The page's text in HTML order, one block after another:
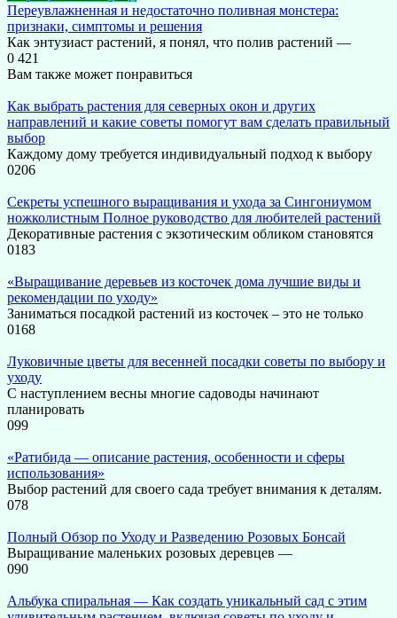
Переувлажненная и недостаточно поливная монстера:
признаки, симптомы и решения
Как энтузиаст растений, я понял, что полив растений —
0 421
Вам также может понравиться
Как выбрать растения для северных окон и других
направлений и какие советы помогут вам сделать правильный
выбор
Каждому дому требуется индивидуальный подход к выбору
0206
Секреты успешного выращивания и ухода за Сингониумом
ножколистным Полное руководство для любителей растений
Декоративные растения с экзотическим обликом становятся
0183
«Выращивание деревьев из косточек дома лучшие виды и
рекомендации по уходу»
Заниматься посадкой растений из косточек – это не только
0168
Луковичные цветы для весенней посадки советы по выбору и
уходу
С наступлением весны многие садоводы начинают
планировать
099
«Ратибида — описание растения, особенности и сферы
использования»
Выбор растений для своего сада требует внимания к деталям.
078
Полный Обзор по Уходу и Разведению Розовых Бонсай
Выращивание маленьких розовых деревцев —
090
Альбука спиральная — Как создать уникальный сад с этим